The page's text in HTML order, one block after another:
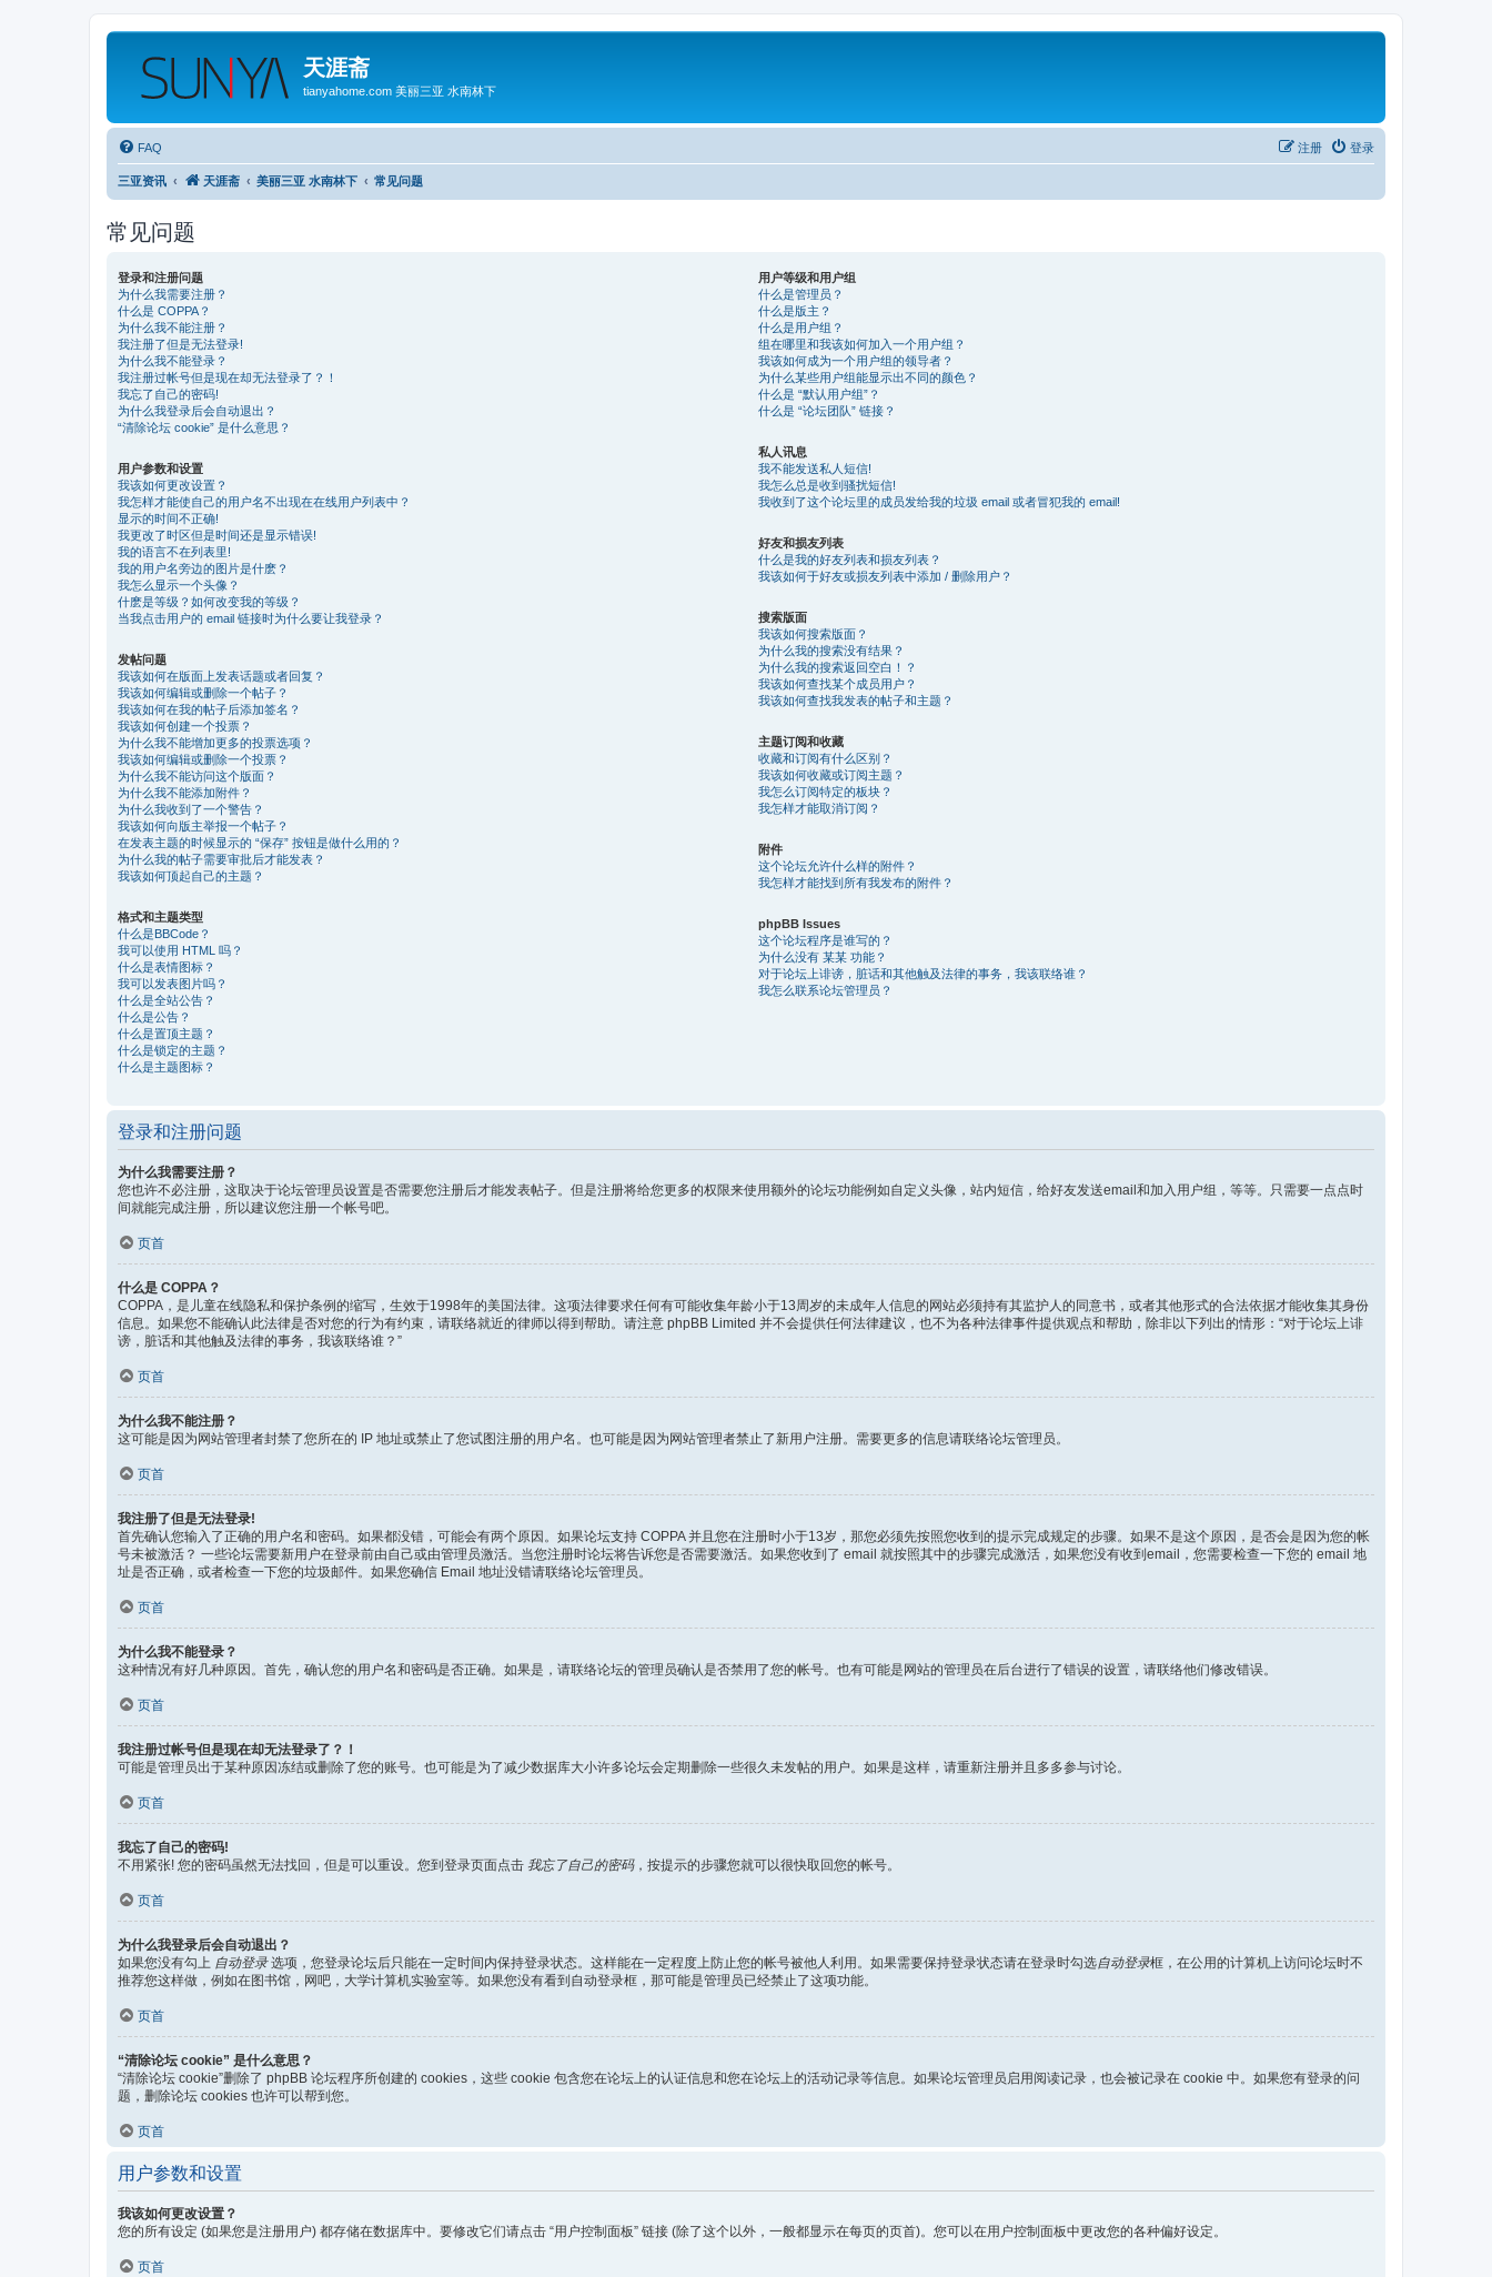
天涯斋
tianyahome.com 美丽三亚 水南林下
FAQ 登录
注册
三亚资讯 天涯斋 美丽三亚 水南林下 常见问题
常见问题
登录和注册问题
为什么我需要注册？
什么是 COPPA？
为什么我不能注册？
我注册了但是无法登录!
为什么我不能登录？
我注册过帐号但是现在却无法登录了？！
我忘了自己的密码!
为什么我登录后会自动退出？
“清除论坛 cookie” 是什么意思？
用户参数和设置
我该如何更改设置？
我怎样才能使自己的用户名不出现在在线用户列表中？
显示的时间不正确!
我更改了时区但是时间还是显示错误!
我的语言不在列表里!
我的用户名旁边的图片是什麽？
我怎么显示一个头像？
什麽是等级？如何改变我的等级？
当我点击用户的 email 链接时为什么要让我登录？
发帖问题
我该如何在版面上发表话题或者回复？
我该如何编辑或删除一个帖子？
我该如何在我的帖子后添加签名？
我该如何创建一个投票？
为什么我不能增加更多的投票选项？
我该如何编辑或删除一个投票？
为什么我不能访问这个版面？
为什么我不能添加附件？
为什么我收到了一个警告？
我该如何向版主举报一个帖子？
在发表主题的时候显示的 “保存” 按钮是做什么用的？
为什么我的帖子需要审批后才能发表？
我该如何顶起自己的主题？
格式和主题类型
什么是BBCode？
我可以使用 HTML 吗？
什么是表情图标？
我可以发表图片吗？
什么是全站公告？
什么是公告？
什么是置顶主题？
什么是锁定的主题？
什么是主题图标？
用户等级和用户组
什么是管理员？
什么是版主？
什么是用户组？
组在哪里和我该如何加入一个用户组？
我该如何成为一个用户组的领导者？
为什么某些用户组能显示出不同的颜色？
什么是 “默认用户组”？
什么是 “论坛团队” 链接？
私人讯息
我不能发送私人短信!
我怎么总是收到骚扰短信!
我收到了这个论坛里的成员发给我的垃圾 email 或者冒犯我的 email!
好友和损友列表
什么是我的好友列表和损友列表？
我该如何于好友或损友列表中添加 / 删除用户？
搜索版面
我该如何搜索版面？
为什么我的搜索没有结果？
为什么我的搜索返回空白！？
我该如何查找某个成员用户？
我该如何查找我发表的帖子和主题？
主题订阅和收藏
收藏和订阅有什么区别？
我该如何收藏或订阅主题？
我怎么订阅特定的板块？
我怎样才能取消订阅？
附件
这个论坛允许什么样的附件？
我怎样才能找到所有我发布的附件？
phpBB Issues
这个论坛程序是谁写的？
为什么没有 某某 功能？
对于论坛上诽谤，脏话和其他触及法律的事务，我该联络谁？
我怎么联系论坛管理员？
登录和注册问题
为什么我需要注册？
您也许不必注册，这取决于论坛管理员设置是否需要您注册后才能发表帖子。但是注册将给您更多的权限来使用额外的论坛功能例如自定义头像，站内短信，给好友发送email和加入用户组，等等。只需要一点点时
间就能完成注册，所以建议您注册一个帐号吧。
页首
什么是 COPPA？
COPPA，是儿童在线隐私和保护条例的缩写，生效于1998年的美国法律。这项法律要求任何有可能收集年龄小于13周岁的未成年人信息的网站必须持有其监护人的同意书，或者其他形式的合法依据才能收集其身份
信息。如果您不能确认此法律是否对您的行为有约束，请联络就近的律师以得到帮助。请注意 phpBB Limited 并不会提供任何法律建议，也不为各种法律事件提供观点和帮助，除非以下列出的情形：“对于论坛上诽
谤，脏话和其他触及法律的事务，我该联络谁？”
页首
为什么我不能注册？
这可能是因为网站管理者封禁了您所在的 IP 地址或禁止了您试图注册的用户名。也可能是因为网站管理者禁止了新用户注册。需要更多的信息请联络论坛管理员。
页首
我注册了但是无法登录!
首先确认您输入了正确的用户名和密码。如果都没错，可能会有两个原因。如果论坛支持 COPPA 并且您在注册时小于13岁，那您必须先按照您收到的提示完成规定的步骤。如果不是这个原因，是否会是因为您的帐
号未被激活？ 一些论坛需要新用户在登录前由自己或由管理员激活。当您注册时论坛将告诉您是否需要激活。如果您收到了 email 就按照其中的步骤完成激活，如果您没有收到email，您需要检查一下您的 email 地
址是否正确，或者检查一下您的垃圾邮件。如果您确信 Email 地址没错请联络论坛管理员。
页首
为什么我不能登录？
这种情况有好几种原因。首先，确认您的用户名和密码是否正确。如果是，请联络论坛的管理员确认是否禁用了您的帐号。也有可能是网站的管理员在后台进行了错误的设置，请联络他们修改错误。
页首
我注册过帐号但是现在却无法登录了？！
可能是管理员出于某种原因冻结或删除了您的账号。也可能是为了减少数据库大小许多论坛会定期删除一些很久未发帖的用户。如果是这样，请重新注册并且多多参与讨论。
页首
我忘了自己的密码!
不用紧张! 您的密码虽然无法找回，但是可以重设。您到登录页面点击 我忘了自己的密码，按提示的步骤您就可以很快取回您的帐号。
页首
为什么我登录后会自动退出？
如果您没有勾上 自动登录选项，您登录论坛后只能在一定时间内保持登录状态。这样能在一定程度上防止您的帐号被他人利用。如果需要保持登录状态请在登录时勾选自动登录框，在公用的计算机上访问论坛时不
推荐您这样做，例如在图书馆，网吧，大学计算机实验室等。如果您没有看到自动登录框，那可能是管理员已经禁止了这项功能。
页首
“清除论坛 cookie” 是什么意思？
“清除论坛 cookie”删除了 phpBB 论坛程序所创建的 cookies，这些 cookie 包含您在论坛上的认证信息和您在论坛上的活动记录等信息。如果论坛管理员启用阅读记录，也会被记录在 cookie 中。如果您有登录的问
题，删除论坛 cookies 也许可以帮到您。
页首
用户参数和设置
我该如何更改设置？
您的所有设定 (如果您是注册用户) 都存储在数据库中。要修改它们请点击 “用户控制面板” 链接 (除了这个以外，一般都显示在每页的页首)。您可以在用户控制面板中更改您的各种偏好设定。
页首